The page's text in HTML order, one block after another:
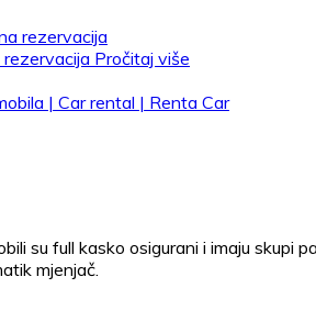
Pročitaj više
su full kasko osigurani i imaju skupi
mjenjač.